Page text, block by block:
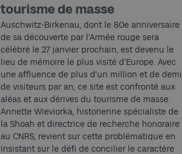
tourisme de masse
Auschwitz-Birkenau, dont le 80e anniversaire
de sa découverte par l’Armée rouge sera
célébré le 27 janvier prochain, est devenu le
lieu de mémoire le plus visité d’Europe. Avec
une affluence de plus d’un million et de demi
de visiteurs par an, ce site est confronté aux
aléas et aux dérives du tourisme de masse.
Annette Wieviorka, historienne spécialiste de
la Shoah et directrice de recherche honoraire
au CNRS, revient sur cette problématique en
insistant sur le défi de concilier le caractère